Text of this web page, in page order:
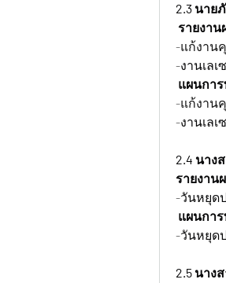
2.3 นาย
รายงาน
-แก้งาน
-งานเล
แผนการ
-แก้งาน
-งานเล
2.4 นาง
รายงาน
-วันหยุด
แผนการ
-วันหยุด
2.5 นาง